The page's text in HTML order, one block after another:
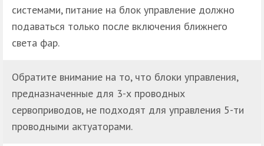
системами, питание на блок управление должно
подаваться только после включения ближнего
света фар.
Обратите внимание на то, что блоки управления,
предназначенные для 3-х проводных
сервоприводов, не подходят для управления 5-ти
проводными актуаторами.